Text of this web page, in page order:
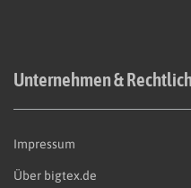
Unternehmen &
Impressum
Über bigtex.de